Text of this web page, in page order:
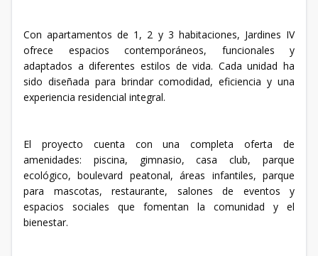
Con apartamentos de 1, 2 y 3 habitaciones, Jardines IV
ofrece espacios contemporáneos, funcionales y
adaptados a diferentes estilos de vida. Cada unidad ha
sido diseñada para brindar comodidad, eficiencia y una
experiencia residencial integral.
El proyecto cuenta con una completa oferta de
amenidades: piscina, gimnasio, casa club, parque
ecológico, boulevard peatonal, áreas infantiles, parque
para mascotas, restaurante, salones de eventos y
espacios sociales que fomentan la comunidad y el
bienestar.